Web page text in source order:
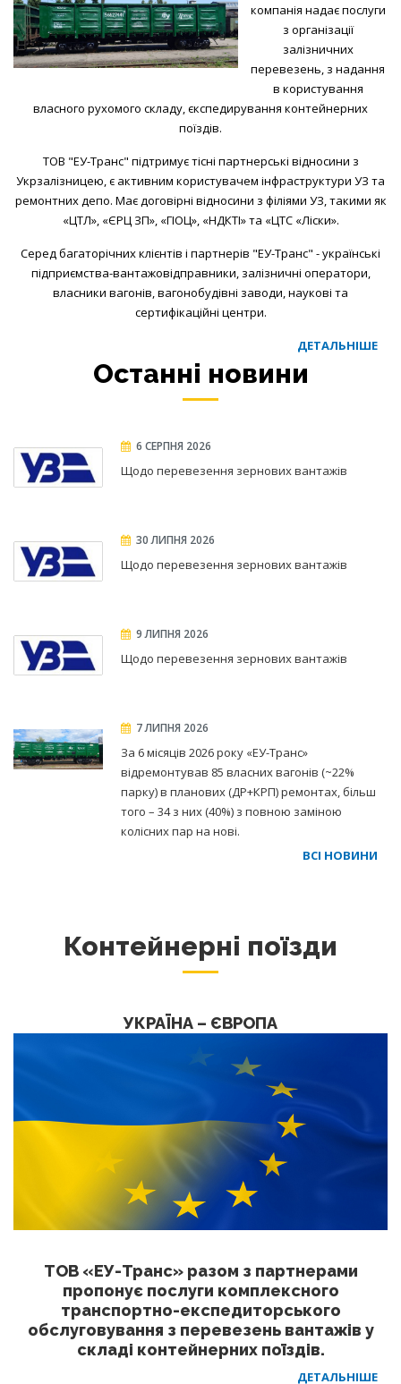
компанія надає послуги
з організації
залізничних
перевезень, з надання
в користування
власного рухомого складу, єкспедирування контейнерних
поїздів.
ТОВ "ЕУ-Транс" підтримує тісні партнерські відносини з
Укрзалізницею, є активним користувачем інфраструктури УЗ та
ремонтних депо. Має договірні відносини з філіями УЗ, такими як
«ЦТЛ», «ЄРЦ ЗП», «ГІОЦ», «НДКТІ» та «ЦТС «Ліски».
Серед багаторічних клієнтів і партнерів "ЕУ-Транс" - українські
підприємства-вантажовідправники, залізничні оператори,
власники вагонів, вагонобудівні заводи, наукові та
сертифікаційні центри.
ДЕТАЛЬНІШЕ
Останні новини
6 СЕРПНЯ 2026
Щодо перевезення зернових вантажів
30 ЛИПНЯ 2026
Щодо перевезення зернових вантажів
9 ЛИПНЯ 2026
Щодо перевезення зернових вантажів
7 ЛИПНЯ 2026
За 6 місяців 2026 року «ЕУ-Транс»
відремонтував 85 власних вагонів (~22%
парку) в планових (ДР+КРП) ремонтах, більш
того – 34 з них (40%) з повною заміною
колісних пар на нові.
ВСІ НОВИНИ
Контейнерні поїзди
УКРАЇНА – ЄВРОПА
ТОВ «ЕУ-Транс» разом з партнерами
пропонує послуги комплексного
транспортно-експедиторського
обслуговування з перевезень вантажів у
складі контейнерних поїздів.
ДЕТАЛЬНІШЕ